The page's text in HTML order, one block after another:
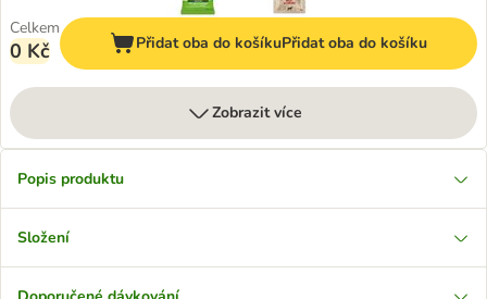
Celkem
0 Kč Přidat oba do košíkuPřidat oba do košíku
Zobrazit více
Popis produktu
Složení